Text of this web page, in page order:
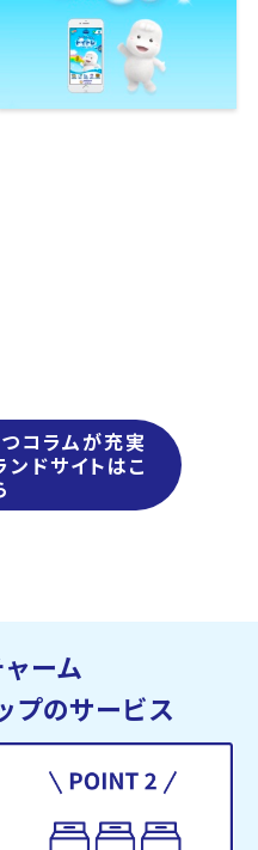
コラムが充実
ンドサイトはこ
ーム
プのサービス